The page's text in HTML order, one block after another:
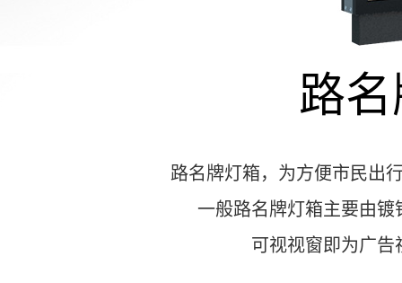
路
路名牌灯箱，为方便市民出
一般路名牌灯箱主要由
可视视窗即为广